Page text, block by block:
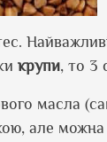
крупи, то 3
масла
але можна